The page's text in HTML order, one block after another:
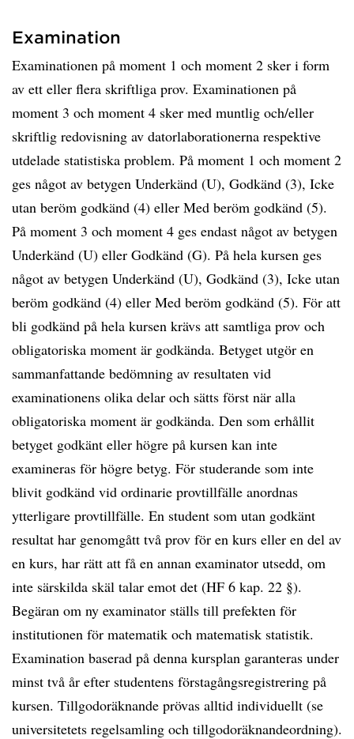
Examination
Examinationen på moment 1 och moment 2 sker i form
av ett eller flera skriftliga prov. Examinationen på
moment 3 och moment 4 sker med muntlig och/eller
skriftlig redovisning av datorlaborationerna respektive
utdelade statistiska problem. På moment 1 och moment 2
ges något av betygen Underkänd (U), Godkänd (3), Icke
utan beröm godkänd (4) eller Med beröm godkänd (5).
På moment 3 och moment 4 ges endast något av betygen
Underkänd (U) eller Godkänd (G). På hela kursen ges
något av betygen Underkänd (U), Godkänd (3), Icke utan
beröm godkänd (4) eller Med beröm godkänd (5). För att
bli godkänd på hela kursen krävs att samtliga prov och
obligatoriska moment är godkända. Betyget utgör en
sammanfattande bedömning av resultaten vid
examinationens olika delar och sätts först när alla
obligatoriska moment är godkända. Den som erhållit
betyget godkänt eller högre på kursen kan inte
examineras för högre betyg. För studerande som inte
blivit godkänd vid ordinarie provtillfälle anordnas
ytterligare provtillfälle. En student som utan godkänt
resultat har genomgått två prov för en kurs eller en del av
en kurs, har rätt att få en annan examinator utsedd, om
inte särskilda skäl talar emot det (HF 6 kap. 22 §).
Begäran om ny examinator ställs till prefekten för
institutionen för matematik och matematisk statistik.
Examination baserad på denna kursplan garanteras under
minst två år efter studentens förstagångsregistrering på
kursen. Tillgodoräknande prövas alltid individuellt (se
universitetets regelsamling och tillgodoräknandeordning).